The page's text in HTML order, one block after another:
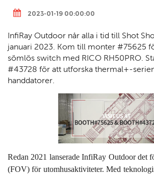
2023-01-19 00:00:00
InfiRay Outdoor når alla i tid till Shot
januari 2023. Kom till monter #75625
sömlös switch med RICO RH50PRO.
#43728 för att utforska thermal+-
handdatorer.
Redan 2021 lanserade InfiRay Outdoor det
(FOV) för utomhusaktiviteter. Med